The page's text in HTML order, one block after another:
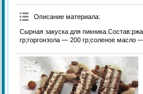
Описание материала:
Сырная закуска для
гр;горгонзола — 200 гр;соленое масло